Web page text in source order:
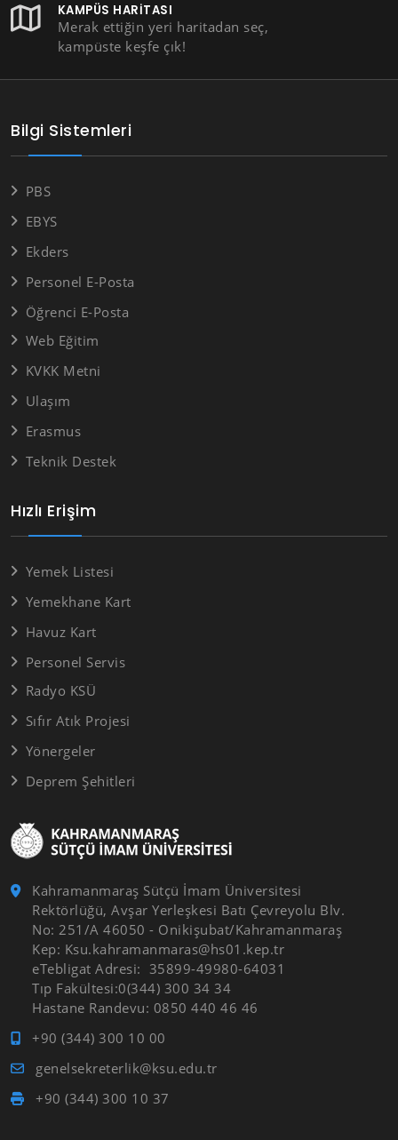
KAMPÜS HARITASI
Merak ettiğin yeri haritadan seç,
kampüste keşfe çık!
Kahramanmaraş Sütçü İmam Üniversitesi
Rektörlüğü, Avşar Yerleşkesi Batı Çevreyolu Blv.
No: 251/A 46050 - Onikişubat/Kahramanmaraş
Kep: Ksu.kahramanmaras@hs01.kep.tr
eTebligat Adresi: 35899-49980-64031
Tıp Fakültesi:0(344) 300 34 34
Hastane Randevu: 0850 440 46 46
+90 (344) 300 10 00
genelsekreterlik@ksu.edu.tr
+90 (344) 300 10 37
Hızlı Erişim
Yemek Listesi
Yemekhane Kart
Havuz Kart
Personel Servis
Radyo KSÜ
Sıfır Atık Projesi
Yönergeler
Deprem Şehitleri
Bilgi Sistemleri
PBS
EBYS
Ekders
Personel E-Posta
Öğrenci E-Posta
Web Eğitim
KVKK Metni
Ulaşım
Erasmus
Teknik Destek